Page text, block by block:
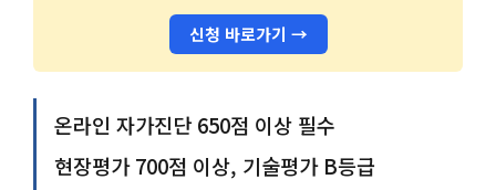
신청 바로가기 →
온라인 자가진단 650점 이상 필수
현장평가 700점 이상, 기술평가 B등급